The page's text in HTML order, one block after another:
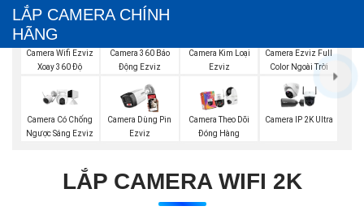
LẮP CAMERA CHÍNH
HÃNG
Camera Wifi Ezviz
Xoay 360 Độ
Camera 360 Báo
Động Ezviz
Camera Kim Loại
Ezviz
Camera Ezviz Full
Color Ngoài Trời
Camera Có Chống
Ngược Sáng Ezviz
Camera Dùng Pin
Ezviz
Camera Theo Dõi
Đóng Hàng
Camera IP 2K Ultra
LẮP CAMERA WIFI 2K